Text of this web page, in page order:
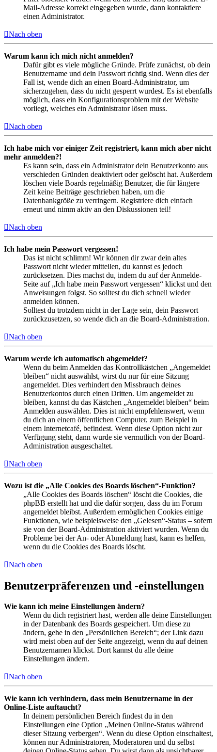
Mail-Adresse korrekt eingegeben wurde, dann kontaktiere
einen Administrator.
Nach oben
Warum kann ich mich nicht anmelden?
Dafür gibt es viele mögliche Gründe. Prüfe zunächst, ob dein
Benutzername und dein Passwort richtig sind. Wenn dies der
Fall ist, wende dich an einen Board-Administrator, um
sicherzugehen, dass du nicht gesperrt wurdest. Es ist ebenfalls
möglich, dass ein Konfigurationsproblem mit der Website
vorliegt, welches ein Administrator lösen muss.
Nach oben
Ich habe mich vor einiger Zeit registriert, kann mich aber nicht
mehr anmelden?!
Es kann sein, dass ein Administrator dein Benutzerkonto aus
verschieden Gründen deaktiviert oder gelöscht hat. Außerdem
löschen viele Boards regelmäßig Benutzer, die für längere
Zeit keine Beiträge geschrieben haben, um die
Datenbankgröße zu verringern. Registriere dich einfach
erneut und nimm aktiv an den Diskussionen teil!
Nach oben
Ich habe mein Passwort vergessen!
Das ist nicht schlimm! Wir können dir zwar dein altes
Passwort nicht wieder mitteilen, du kannst es jedoch
zurücksetzen. Dies machst du, indem du auf der Anmelde-
Seite auf „Ich habe mein Passwort vergessen“ klickst und den
Anweisungen folgst. So solltest du dich schnell wieder
anmelden können.
Solltest du trotzdem nicht in der Lage sein, dein Passwort
zurückzusetzen, so wende dich an die Board-Administration.
Nach oben
Warum werde ich automatisch abgemeldet?
Wenn du beim Anmelden das Kontrollkästchen „Angemeldet
bleiben“ nicht auswählst, wirst du nur für eine Sitzung
angemeldet. Dies verhindert den Missbrauch deines
Benutzerkontos durch einen Dritten. Um angemeldet zu
bleiben, kannst du das Kästchen „Angemeldet bleiben“ beim
Anmelden auswählen. Dies ist nicht empfehlenswert, wenn
du dich an einem öffentlichen Computer, zum Beispiel in
einem Internetcafé, befindest. Wenn diese Option nicht zur
Verfügung steht, dann wurde sie vermutlich von der Board-
Administration ausgeschaltet.
Nach oben
Wozu ist die „Alle Cookies des Boards löschen“-Funktion?
„Alle Cookies des Boards löschen“ löscht die Cookies, die
phpBB erstellt hat und die dafür sorgen, dass du im Forum
angemeldet bleibst. Außerdem ermöglichen Cookies einige
Funktionen, wie beispielsweise den „Gelesen“-Status – sofern
sie von der Board-Administration aktiviert wurden. Wenn du
Probleme bei der An- oder Abmeldung hast, kann es helfen,
wenn du die Cookies des Boards löscht.
Nach oben
Benutzerpräferenzen und -einstellungen
Wie kann ich meine Einstellungen ändern?
Wenn du dich registriert hast, werden alle deine Einstellungen
in der Datenbank des Boards gespeichert. Um diese zu
ändern, gehe in den „Persönlichen Bereich“; der Link dazu
wird meist oben auf der Seite angezeigt, wenn du auf deinen
Benutzernamen klickst. Dort kannst du alle deine
Einstellungen ändern.
Nach oben
Wie kann ich verhindern, dass mein Benutzername in der
Online-Liste auftaucht?
In deinem persönlichen Bereich findest du in den
Einstellungen eine Option „Meinen Online-Status während
dieser Sitzung verbergen“. Wenn du diese Option einschaltest,
können nur Administratoren, Moderatoren und du selbst